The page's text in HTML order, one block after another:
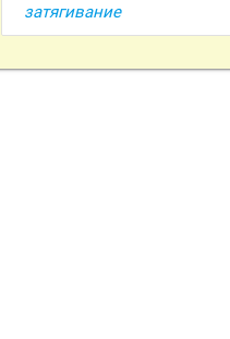
затягивание